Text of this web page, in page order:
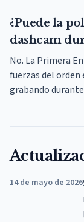
¿Puede la
dashcam
No. La Primera
fuerzas del orden
grabando
14 de mayo de 2026